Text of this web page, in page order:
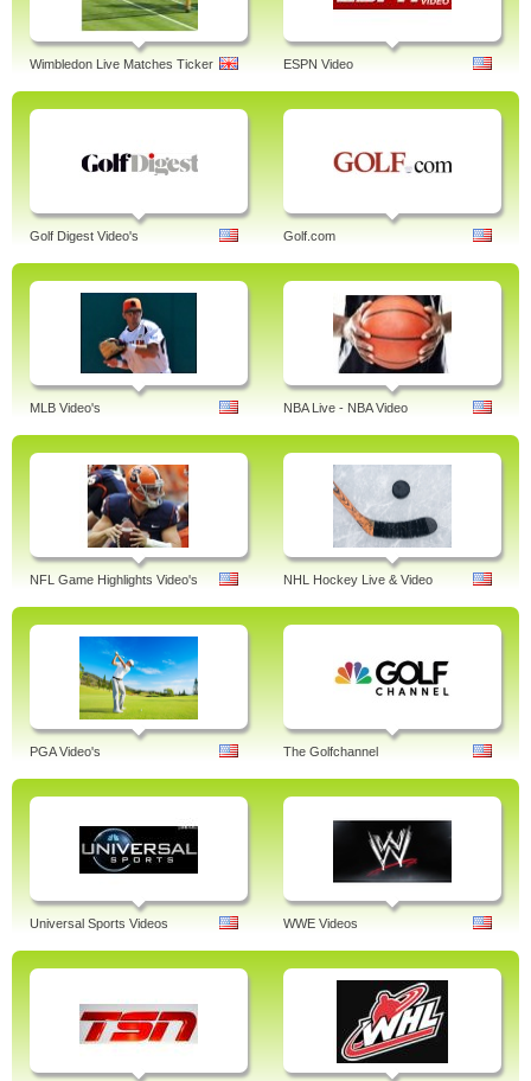
Wimbledon Live Matches Ticker ESPN Video
Golf Digest Video's Golf.com
MLB Video's NBA Live - NBA Video
NFL Game Highlights Video's NHL Hockey Live & Video
PGA Video's The Golfchannel
Universal Sports Videos WWE Videos